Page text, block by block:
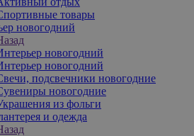
товары
новогодний
новогодний
новогодний
подсвечники новогодние
новогодние
из фольги
и одежда